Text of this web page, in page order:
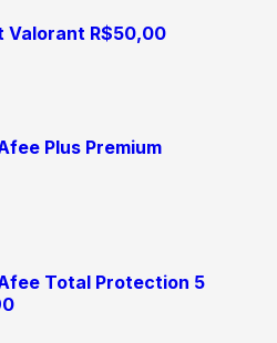
Valorant R$50,00
Plus Premium
Total Protection 5